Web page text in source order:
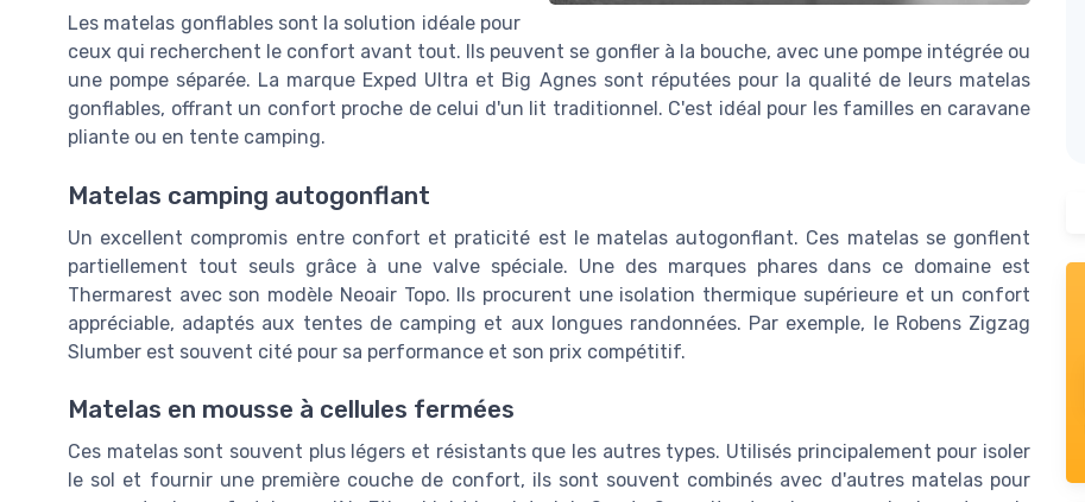
Les matelas gonflables sont la solution idéale pour
ceux qui recherchent le confort avant tout. Ils peuvent se gonfler à la bouche, avec une pompe intégrée ou
une pompe séparée. La marque Exped Ultra et Big Agnes sont réputées pour la qualité de leurs matelas
gonflables, offrant un confort proche de celui d'un lit traditionnel. C'est idéal pour les familles en caravane
pliante ou en tente camping.
Matelas camping autogonflant
Un excellent compromis entre confort et praticité est le matelas autogonflant. Ces matelas se gonflent
partiellement tout seuls grâce à une valve spéciale. Une des marques phares dans ce domaine est
Thermarest avec son modèle Neoair Topo. Ils procurent une isolation thermique supérieure et un confort
appréciable, adaptés aux tentes de camping et aux longues randonnées. Par exemple, le Robens Zigzag
Slumber est souvent cité pour sa performance et son prix compétitif.
Matelas en mousse à cellules fermées
Ces matelas sont souvent plus légers et résistants que les autres types. Utilisés principalement pour isoler
le sol et fournir une première couche de confort, ils sont souvent combinés avec d'autres matelas pour